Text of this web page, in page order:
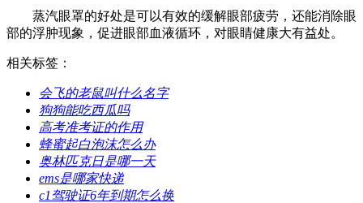
蒸汽眼罩的好处是可以有效的缓解眼部疲劳，还能消除眼
部的浮肿现象，促进眼部血液循环，对眼睛健康大有益处。
相关标签：
​会飞的老鼠叫什么名字
​狗狗能吃西瓜吗
​高考准考证的作用
​蜂蜜起白泡沫怎么办
​奥林匹克日是哪一天
​ems是哪家快递
​c1驾驶证6年到期怎么换